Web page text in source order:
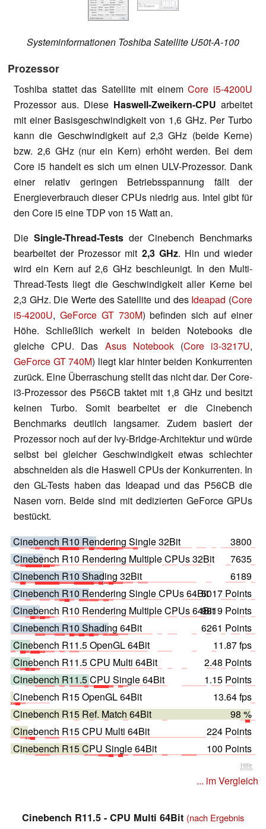
Systeminformationen Toshiba Satellite U50t-A-100
Prozessor
Toshiba stattet das Satellite mit einemCore i5-4200U
Prozessor aus. Diese Haswell-Zweikern-CPU arbeitet
mit einer Basisgeschwindigkeit von 1,6 GHz. Per Turbo
kann die Geschwindigkeit auf 2,3 GHz (beide Kerne)
bzw. 2,6 GHz (nur ein Kern) erhöht werden. Bei dem
Core i5 handelt es sich um einen ULV-Prozessor. Dank
einer relativ geringen Betriebsspannung fällt der
Energieverbrauch dieser CPUs niedrig aus. Intel gibt für
den Core i5 eine TDP von 15 Watt an.
Die Single-Thread-Tests der Cinebench Benchmarks
bearbeitet der Prozessor mit 2,3 GHz. Hin und wieder
wird ein Kern auf 2,6 GHz beschleunigt. In den Multi-
Thread-Tests liegt die Geschwindigkeit aller Kerne bei
2,3 GHz. Die Werte des Satellite und des Ideapad (Core
i5-4200U, GeForce GT 730M) befinden sich auf einer
Höhe. Schließlich werkelt in beiden Notebooks die
gleiche CPU. Das Asus Notebook(Core i3-3217U,
GeForce GT 740M) liegt klar hinter beiden Konkurrenten
zurück. Eine Überraschung stellt das nicht dar. Der Core-
i3-Prozessor des P56CB taktet mit 1,8 GHz und besitzt
keinen Turbo. Somit bearbeitet er die Cinebench
Benchmarks deutlich langsamer. Zudem basiert der
Prozessor noch auf der Ivy-Bridge-Architektur und würde
selbst bei gleicher Geschwindigkeit etwas schlechter
abschneiden als die Haswell CPUs der Konkurrenten. In
den GL-Tests haben das Ideapad und das P56CB die
Nasen vorn. Beide sind mit dedizierten GeForce GPUs
bestückt.
Cinebench R10 Rendering Single 32Bit
3800
Cinebench R10 Rendering Multiple CPUs 32Bit
7635
Cinebench R10 Shading 32Bit
6189
Cinebench R10 Rendering Single CPUs 64Bit5017 Points
Cinebench R10 Rendering Multiple CPUs 64Bit9819 Points
Cinebench R10 Shading 64Bit
6261 Points
Cinebench R11.5 OpenGL 64Bit
11.87 fps
Cinebench R11.5 CPU Multi 64Bit
2.48 Points
Cinebench R11.5 CPU Single 64Bit
1.15 Points
Cinebench R15 OpenGL 64Bit
13.64 fps
Cinebench R15 Ref. Match 64Bit
98 %
Cinebench R15 CPU Multi 64Bit
224 Points
Cinebench R15 CPU Single 64Bit
100 Points
Hilfe
... im Vergleich
Cinebench R11.5 - CPU Multi 64Bit (nach Ergebnis